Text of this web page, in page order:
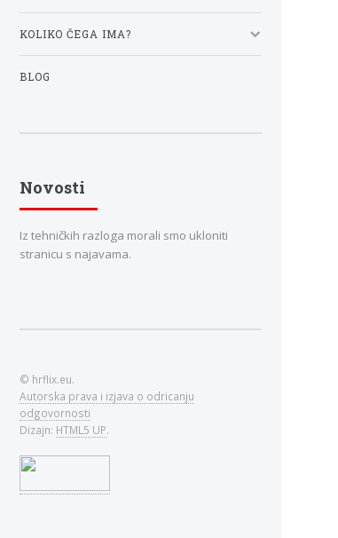
KOLIKO ČEGA IMA?
BLOG
Novosti
Iz tehničkih razloga morali smo ukloniti
stranicu s najavama.
© hrflix.eu.
Autorska prava i izjava o odricanju
odgovornosti
Dizajn: HTML5 UP.